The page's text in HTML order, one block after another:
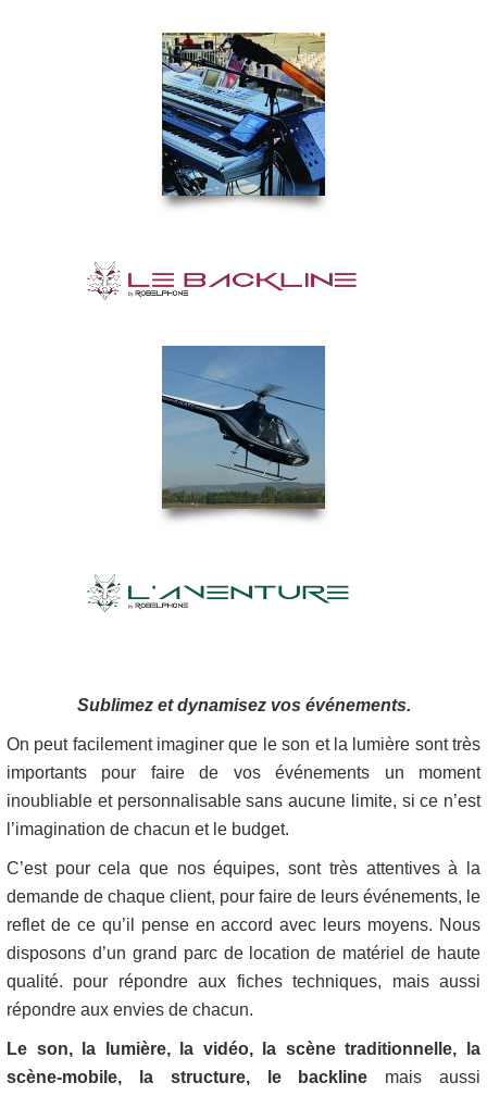
Sublimez et dynamisez vos événements.
On peut facilement imaginer que le son et la lumière sont très
importants pour faire de vos événements un moment
inoubliable et personnalisable sans aucune limite, si ce n’est
l’imagination de chacun et le budget.
C’est pour cela que nos équipes, sont très attentives à la
demande de chaque client, pour faire de leurs événements, le
reflet de ce qu’il pense en accord avec leurs moyens. Nous
disposons d’un grand parc de location de matériel de haute
qualité. pour répondre aux fiches techniques, mais aussi
répondre aux envies de chacun.
Le son, la lumière, la vidéo, la scène traditionnelle, la
scène-mobile, la structure, le backline mais aussi